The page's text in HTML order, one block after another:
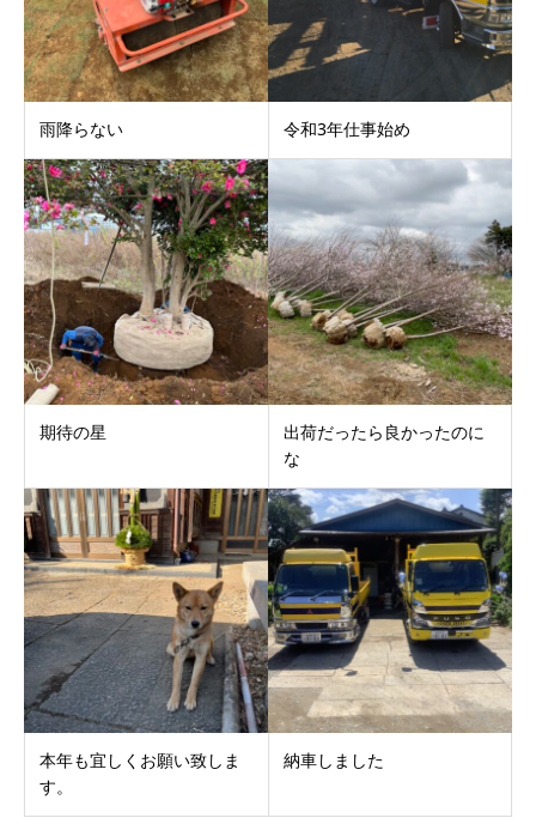
雨降らない 令和3年仕事始め
期待の星
出荷だったら良かったのに
な
本年も宜しくお願い致しま
す。
納車しました